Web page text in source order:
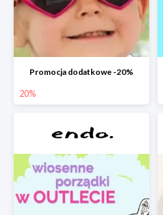
Promocja dodatkowe -20%
20%